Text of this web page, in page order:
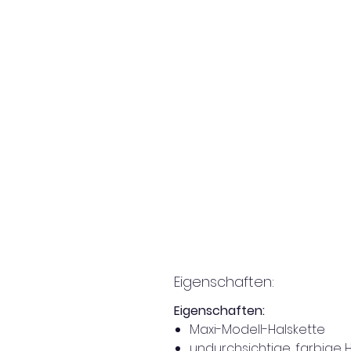
Eigenschaften:
Eigenschaften:
Maxi-Modell-Halskette